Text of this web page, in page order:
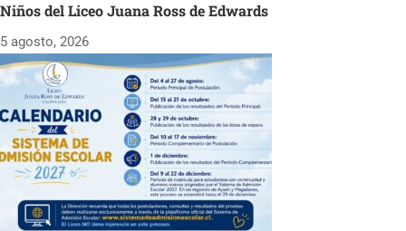
Niños del Liceo Juana Ross de Edwards
5 agosto, 2026